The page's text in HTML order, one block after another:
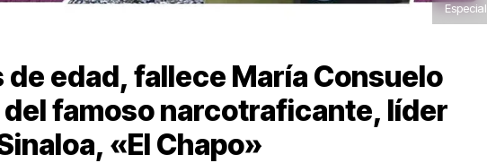
Especial
de edad, fallece María Consuelo
del famoso narcotraficante, líder
«El Chapo»